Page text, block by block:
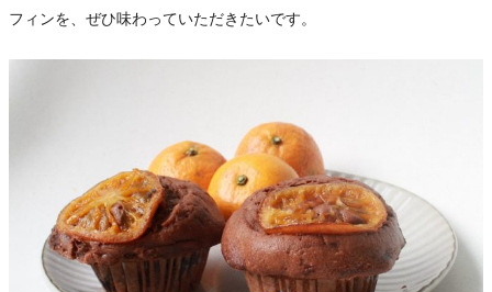
フィンを、ぜひ味わっていただきたいです。